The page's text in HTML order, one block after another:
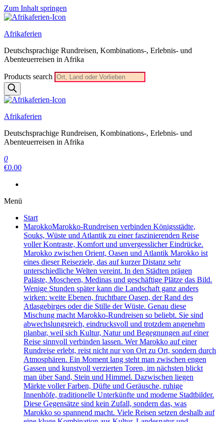
Zum Inhalt springen
Afrikaferien
Deutschsprachige Rundreisen, Kombinations-, Erlebnis- und
Abenteuerreisen in Afrika
Products search
Afrikaferien
Deutschsprachige Rundreisen, Kombinations-, Erlebnis- und
Abenteuerreisen in Afrika
0
€0.00
Menü
Start
MarokkoMarokko-Rundreisen verbinden Königsstädte,
Souks, Wüste und Atlantik zu einer faszinierenden Reise
voller Kontraste, Komfort und unvergesslicher Eindrücke.
Marokko zwischen Orient, Oasen und Atlantik Marokko ist
eines dieser Reiseziele, das auf kurzer Distanz sehr
unterschiedliche Welten vereint. In den Städten prägen
Paläste, Moscheen, Medinas und geschäftige Plätze das Bild.
Wenige Stunden später kann die Landschaft ganz anders
wirken: weite Ebenen, fruchtbare Oasen, der Rand des
Atlasgebirges oder die Stille der Wüste. Genau diese
Mischung macht Marokko-Rundreisen so beliebt. Sie sind
abwechslungsreich, eindrucksvoll und trotzdem angenehm
planbar, weil sich Kultur, Natur und Begegnungen auf einer
Reise sinnvoll verbinden lassen. Wer Marokko auf einer
Rundreise erlebt, reist nicht nur von Ort zu Ort, sondern durch
Atmosphären. Ein Moment lang steht man zwischen engen
Gassen und kunstvoll verzierten Toren, im nächsten blickt
man über Sand, Stein und Himmel. Dazwischen liegen
Märkte voller Farben, Düfte und Geräusche, ruhige
Innenhöfe, traditionelle Unterkünfte und moderne Stadtbilder.
Diese Gegensätze sind kein Zufall, sondern das, was
Marokko so spannend macht. Viele Reisen setzen deshalb auf